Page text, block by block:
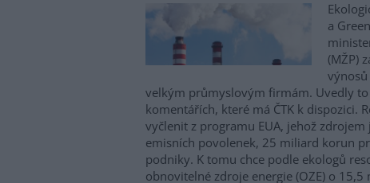
a
(MŽP)
velkým průmyslovým firmám. Uvedly to
komentářích, které má ČTK k dispozici.
vyčlenit z programu EUA, jehož
emisních povolenek, 25 miliard korun
podniky. K tomu chce podle ekologů
obnovitelné zdroje energie (OZE) o